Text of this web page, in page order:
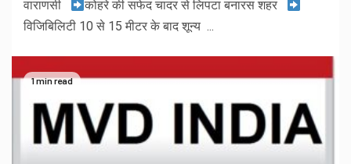
वाराणसी
कोहरे की सफेद चादर से लिपटा बनारस शहर
विजिबिलिटी 10 से 15 मीटर के बाद शून्य ...
1 min read